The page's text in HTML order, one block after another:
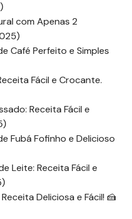
com Apenas 2
Café Perfeito e Simples
Fácil e Crocante.
Receita Fácil e
Fubá Fofinho e Delicioso
Leite: Receita Fácil e
Deliciosa e Fácil! 🍰